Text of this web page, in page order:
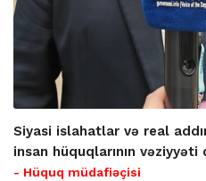
Siyasi islahatlar və real
insan hüquqlarının
- Hüquq müdafiəçisi